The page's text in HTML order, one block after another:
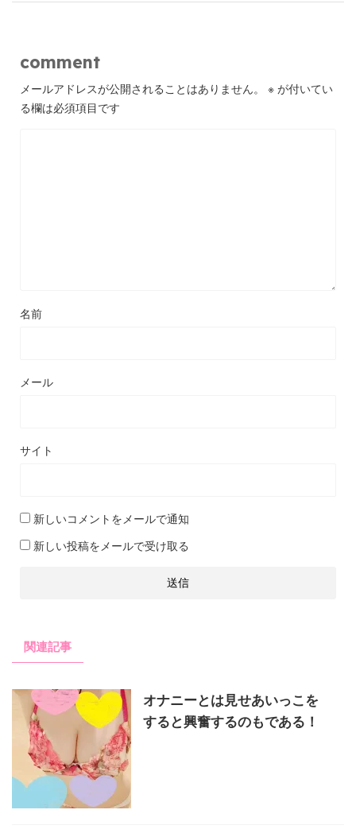
comment
メールアドレスが公開されることはありません。 ※ が付いてい
る欄は必須項目です
名前
メール
サイト
新しいコメントをメールで通知
新しい投稿をメールで受け取る
関連記事
オナニーとは見せあいっこを
すると興奮するのもである！